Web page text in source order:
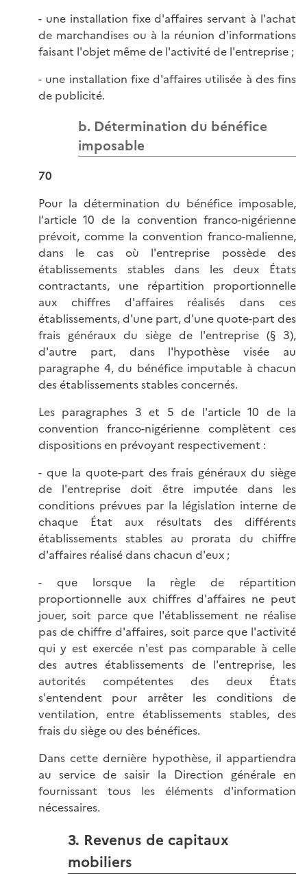
- une installation fixe d'affaires servant à l'achat
de marchandises ou à la réunion d'informations
faisant l'objet même de l'activité de l'entreprise ;
- une installation fixe d'affaires utilisée à des fins
de publicité.
b. Détermination du bénéfice
imposable
70
Pour la détermination du bénéfice imposable,
l'article 10 de la convention franco-nigérienne
prévoit, comme la convention franco-malienne,
dans le cas où l'entreprise possède des
établissements stables dans les deux États
contractants, une répartition proportionnelle
aux chiffres d'affaires réalisés dans ces
établissements, d'une part, d'une quote-part des
frais généraux du siège de l'entreprise (§ 3),
d'autre part, dans l'hypothèse visée au
paragraphe 4, du bénéfice imputable à chacun
des établissements stables concernés.
Les paragraphes 3 et 5 de l'article 10 de la
convention franco-nigérienne complètent ces
dispositions en prévoyant respectivement :
- que la quote-part des frais généraux du siège
de l'entreprise doit être imputée dans les
conditions prévues par la législation interne de
chaque État aux résultats des différents
établissements stables au prorata du chiffre
d'affaires réalisé dans chacun d'eux ;
- que lorsque la règle de répartition
proportionnelle aux chiffres d'affaires ne peut
jouer, soit parce que l'établissement ne réalise
pas de chiffre d'affaires, soit parce que l'activité
qui y est exercée n'est pas comparable à celle
des autres établissements de l'entreprise, les
autorités compétentes des deux États
s'entendent pour arrêter les conditions de
ventilation, entre établissements stables, des
frais du siège ou des bénéfices.
Dans cette dernière hypothèse, il appartiendra
au service de saisir la Direction générale en
fournissant tous les éléments d'information
nécessaires.
3. Revenus de capitaux
mobiliers